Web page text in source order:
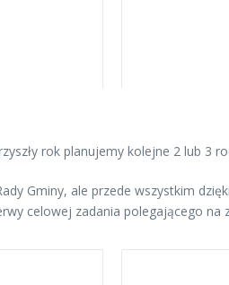
rok planujemy kolejne 2 lub 3
Gminy, ale przede wszystkim
celowej zadania polegającego